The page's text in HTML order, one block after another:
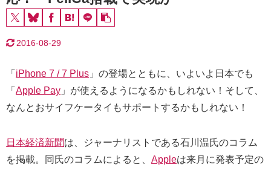
2016-08-29
「 iPhone 7 / 7 Plus 」の登場とともに、いよいよ日本でも
「 Apple Pay 」が使えるようになるかもしれない！そして、
なんとおサイフケータイもサポートするかもしれない！
日本経済新聞は、ジャーナリストである石川温氏のコラム
を掲載。同氏のコラムによると、 Appleは来月に発表予定の